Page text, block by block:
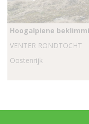
Hoogalpiene
VENTER RONDTOCHT
Oostenrijk